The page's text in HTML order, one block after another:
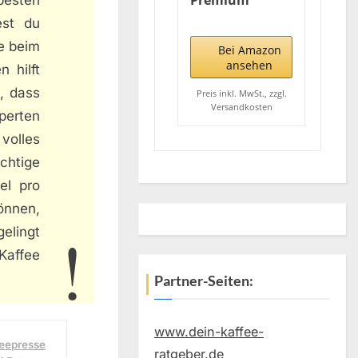
du
beim
hilft
dass
pro
Liter aus
Edelstahl –
Kaffeebereiter
doppelwandig
isoliert
langanhaltende
Bei Amazon
ansehen
Preis inkl. MwSt., zzgl.
Versandkosten
Partner-Seiten:
www.dein-kaffee-
ratgeber.de